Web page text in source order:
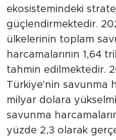
ekosistemindeki
güçlendirmektedir.
ülkelerinin toplam
harcamalarının 1,64
tahmin edilmektedir.
Türkiye'nin savunma
milyar dolara
savunma
yüzde 2,3 olarak